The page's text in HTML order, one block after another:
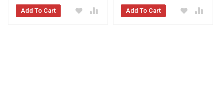
Add To Cart Add To Cart